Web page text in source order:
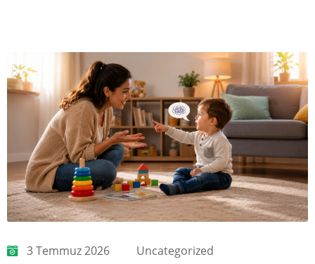
3 Temmuz 2026 Uncategorized